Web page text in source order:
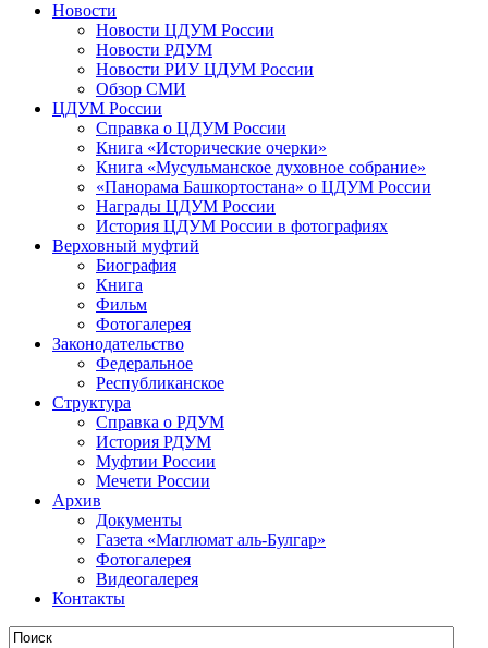
Новости
Новости ЦДУМ России
Новости РДУМ
Новости РИУ ЦДУМ России
Обзор СМИ
ЦДУМ России
Справка о ЦДУМ России
Книга «Исторические очерки»
Книга «Мусульманское духовное собрание»
«Панорама Башкортостана» о ЦДУМ России
Награды ЦДУМ России
История ЦДУМ России в фотографиях
Верховный муфтий
Биография
Книга
Фильм
Фотогалерея
Законодательство
Федеральное
Республиканское
Структура
Справка о РДУМ
История РДУМ
Муфтии России
Мечети России
Архив
Документы
Газета «Маглюмат аль-Булгар»
Фотогалерея
Видеогалерея
Контакты